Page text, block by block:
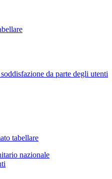
da parte degli utenti
tabellare
nazionale